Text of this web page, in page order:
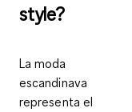
style?
La moda
escandinava
representa el